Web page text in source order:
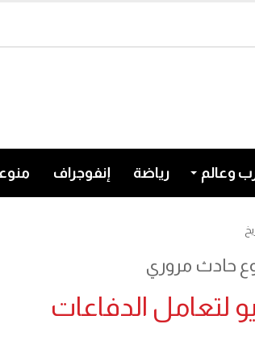
وعالم رياضة إنفوجراف
الدفاعات
حادث مروري